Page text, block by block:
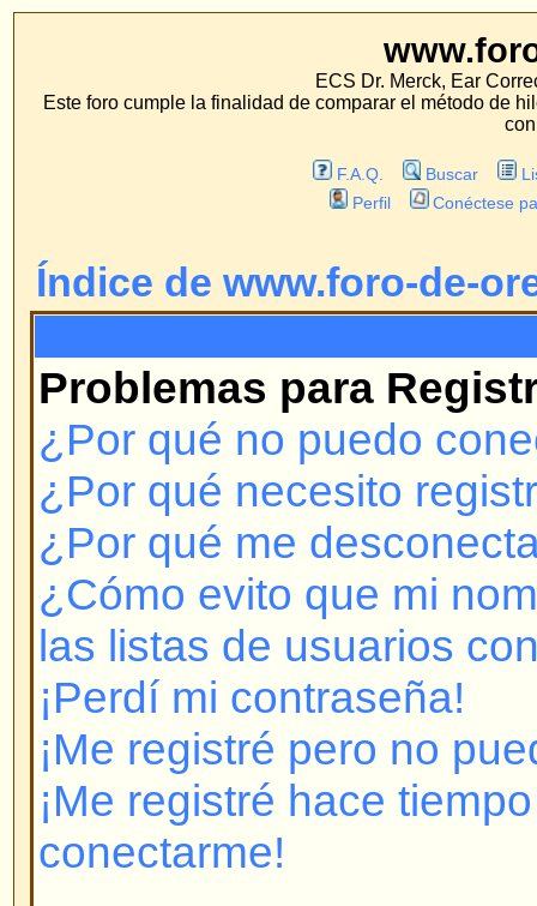
www.foro-de-
ECS Dr. Merck, Ear Correction System,
Este foro cumple la finalidad de comparar el método de hilo con los
con estos métodos.
Lista de Miembros
Índice de www.foro-de-orejas.com
Problemas para Registrarse y
¿Por qué necesito registrarme?
¿Por qué me desconecta
¿Cómo evito que mi nombre de
las listas de usuarios
¡Perdí mi contraseña!
¡Me registré pero no puedo
¡Me registré hace tiempo pero
conectarme!
Preferencias y configuración
¿Cómo cambio mi
¡Los horarios son incorrectos!
¡Cambié la zona horaria y las